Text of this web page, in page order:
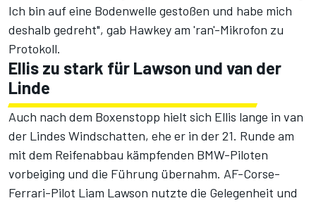
Ich bin auf eine Bodenwelle gestoßen und habe mich
deshalb gedreht", gab Hawkey am 'ran'-Mikrofon zu
Protokoll.
Ellis zu stark für Lawson und van der
Linde
Auch nach dem Boxenstopp hielt sich Ellis lange in van
der Lindes Windschatten, ehe er in der 21. Runde am
mit dem Reifenabbau kämpfenden BMW-Piloten
vorbeiging und die Führung übernahm. AF-Corse-
Ferrari-Pilot Liam Lawson nutzte die Gelegenheit und